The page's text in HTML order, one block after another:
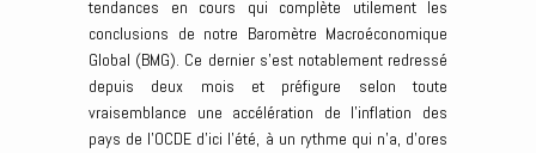
tendances en cours qui complète utilement les
conclusions de notre Baromètre Macroéconomique
Global (BMG). Ce dernier s’est notablement redressé
depuis deux mois et préfigure selon toute
vraisemblance une accélération de l’inflation des
pays de l’OCDE d’ici l’été, à un rythme qui n’a, d’ores